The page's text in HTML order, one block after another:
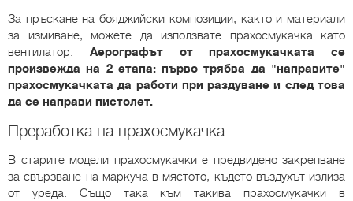
За пръскане на бояджийски композиции, както и материали
за измиване, можете да използвате прахосмукачка като
вентилатор. Аерографът от прахосмукачката се
произвежда на 2 етапа: първо трябва да "направите"
прахосмукачката да работи при раздуване и след това
да се направи пистолет.
Преработка на прахосмукачка
В старите модели прахосмукачки е предвидено закрепване
за свързване на маркуча в мястото, където въздухът излиза
от уреда. Също така към такива прахосмукачки в